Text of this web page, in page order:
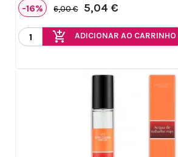
-16% 6,00 € 5,04 €
add_shopping_cart ADICIONAR AO CARRINHO